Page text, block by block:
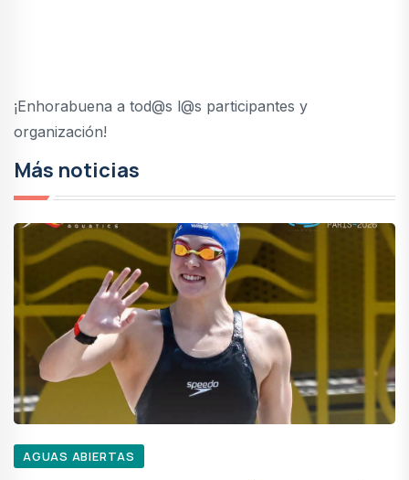
¡Enhorabuena a tod@s l@s participantes y
organización!
Más noticias
AGUAS ABIERTAS